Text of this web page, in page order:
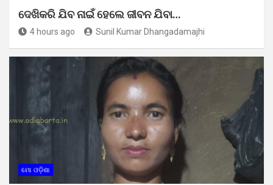
ଦେଖିକରି ଯିବ ନାଇଁ ହେଲେ ଜୀବନ ଯିବା…
4 hours ago Sunil Kumar Dhangadamajhi
ମୋ ଓଡ଼ିଶା